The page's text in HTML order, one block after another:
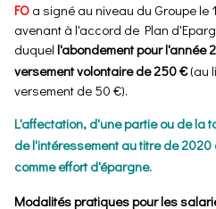
FO a signé au niveau du Groupe le
avenant à l'accord de Plan
duquel l'abondement pour l'année
versement volontaire de 250 €(au
versement de 50 €).
L'affectation, d'une partie ou de la
de l'intéressement au titre de
comme effort d'épargne.
Modalités pratiques pourles